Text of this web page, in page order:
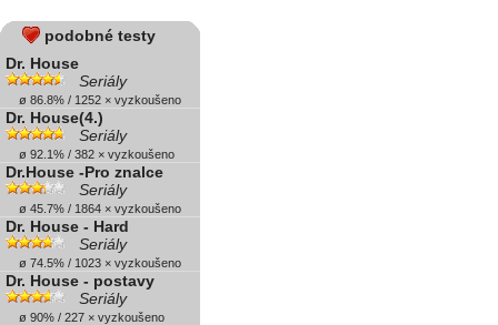
podobné testy
Dr. House
Seriály
ø 86.8% / 1252 × vyzkoušeno
Dr. House(4.)
Seriály
ø 92.1% / 382 × vyzkoušeno
Dr.House -Pro znalce
Seriály
ø 45.7% / 1864 × vyzkoušeno
Dr. House - Hard
Seriály
ø 74.5% / 1023 × vyzkoušeno
Dr. House - postavy
Seriály
ø 90% / 227 × vyzkoušeno